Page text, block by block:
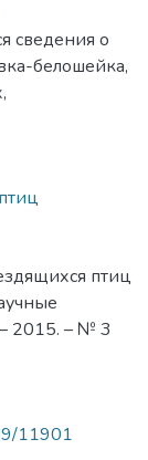
сведения о
белошейка,
птиц
2015. – № 3
11901